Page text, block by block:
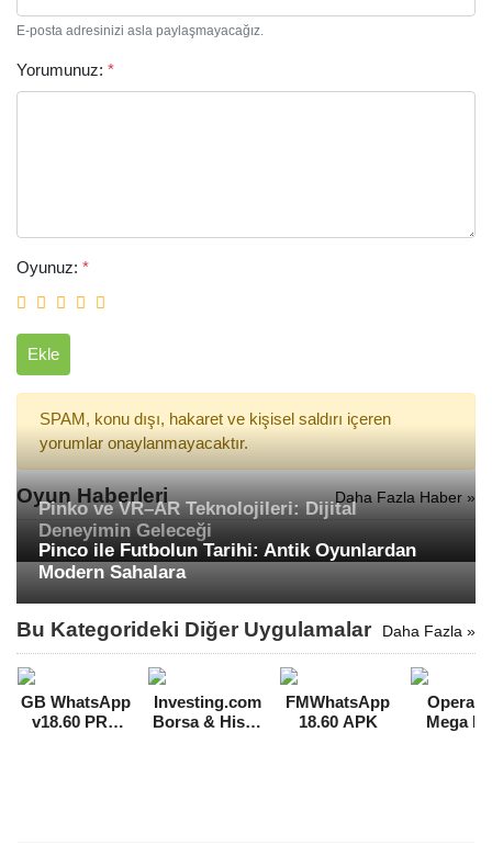
Arama
E-posta adresinizi asla paylaşmayacağız.
Yorumunuz: *
Oyunuz: *
Ekle
SPAM, konu dışı, hakaret ve kişisel saldırı içeren
yorumlar onaylanmayacaktır.
Oyun Haberleri Daha Fazla Haber »
Pinko ve VR–AR Teknolojileri: Dijital
Deneyimin Geleceği
Pinco ile Futbolun Tarihi: Antik Oyunlardan
Modern Sahalara
Bu Kategorideki Diğer Uygulamalar Daha Fazla »
GB WhatsApp
v18.60 PRO
Investing.com
Borsa & Hisse
FMWhatsApp
18.60 APK
Opera
Mega